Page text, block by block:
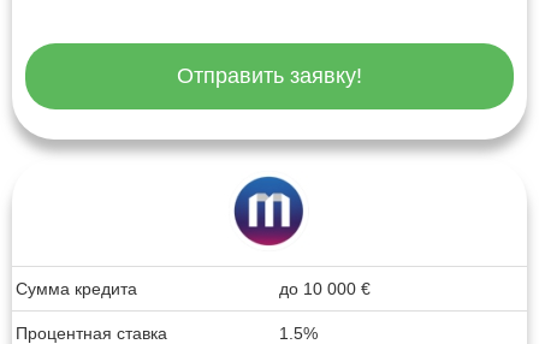
Отправить заявку!
Сумма кредита до 10 000 €
Процентная ставка 1.5%